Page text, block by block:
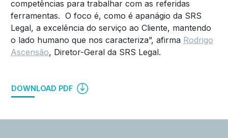
competências para trabalhar com as referidas
ferramentas. O foco é, como é apanágio da SRS
Legal, a excelência do serviço ao Cliente, mantendo
o lado humano que nos caracteriza”, afirma Rodrigo
Ascensão, Diretor-Geral da SRS Legal.
DOWNLOAD PDF